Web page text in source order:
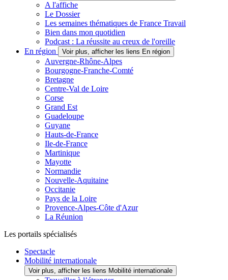
A l'affiche
Le Dossier
Les semaines thématiques de France Travail
Bien dans mon quotidien
Podcast : La réussite au creux de l'oreille
En région
Voir plus, afficher les liens En région
Auvergne-Rhône-Alpes
Bourgogne-Franche-Comté
Bretagne
Centre-Val de Loire
Corse
Grand Est
Guadeloupe
Guyane
Hauts-de-France
Ile-de-France
Martinique
Mayotte
Normandie
Nouvelle-Aquitaine
Occitanie
Pays de la Loire
Provence-Alpes-Côte d'Azur
La Réunion
Les portails spécialisés
Spectacle
Mobilité internationale
Voir plus, afficher les liens Mobilité internationale